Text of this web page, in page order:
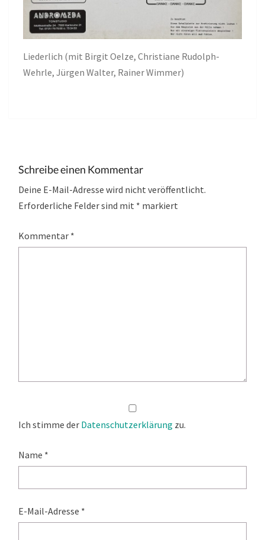
Liederlich (mit Birgit Oelze, Christiane Rudolph-
Wehrle, Jürgen Walter, Rainer Wimmer)
Schreibe einen Kommentar
Deine E-Mail-Adresse wird nicht veröffentlicht.
Erforderliche Felder sind mit * markiert
Kommentar *
Ich stimme der Datenschutzerklärung zu.
Name *
E-Mail-Adresse *